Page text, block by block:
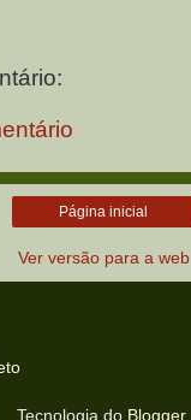
Página inicial
Ver versão para a web
Tecnologia do Blogger.